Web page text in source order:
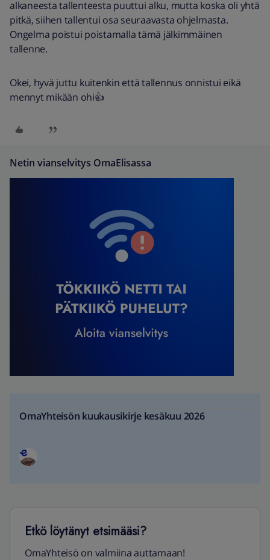
alkaneesta tallenteesta puuttui alku, mutta koska oli yhtä
pitkä, siihen tallentui osa seuraavasta ohjelmasta.
Ongelma poistui poistamalla tämä jälkimmäinen
tallenne.
Okei, hyvä juttu kuitenkin että tallennus onnistui eikä
mennyt mikään ohi👍
Netin vianselvitys OmaElisassa
OmaYhteisön kuukausikirje kesäkuu 2026
Etkö löytänyt etsimääsi?
OmaYhteisö on valmiina auttamaan!